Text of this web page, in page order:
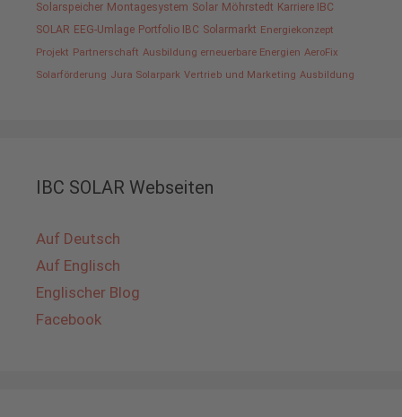
Solarspeicher Montagesystem Solar Möhrstedt Karriere IBC
SOLAR EEG-Umlage Portfolio IBC Solarmarkt Energiekonzept
Projekt Partnerschaft Ausbildung erneuerbare Energien AeroFix
Solarförderung Jura Solarpark Vertrieb und Marketing Ausbildung
IBC SOLAR Webseiten
Auf Deutsch
Auf Englisch
Englischer Blog
Facebook